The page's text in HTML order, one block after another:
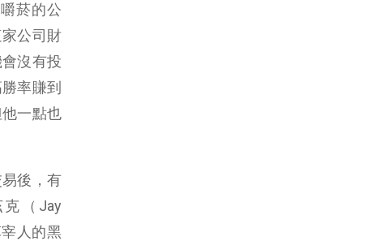
菸的公
公司財
沒有投
率賺到
一點也
後，有
（Jay
人的黑